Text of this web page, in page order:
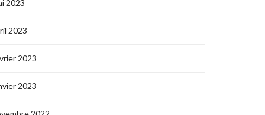
2023
2023
2023
2023